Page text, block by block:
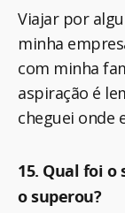
Viajar por
minha
com minha
aspiração é
cheguei onde
15. Qual foi o
o superou?